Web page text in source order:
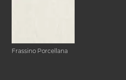
Frassino Porcellana